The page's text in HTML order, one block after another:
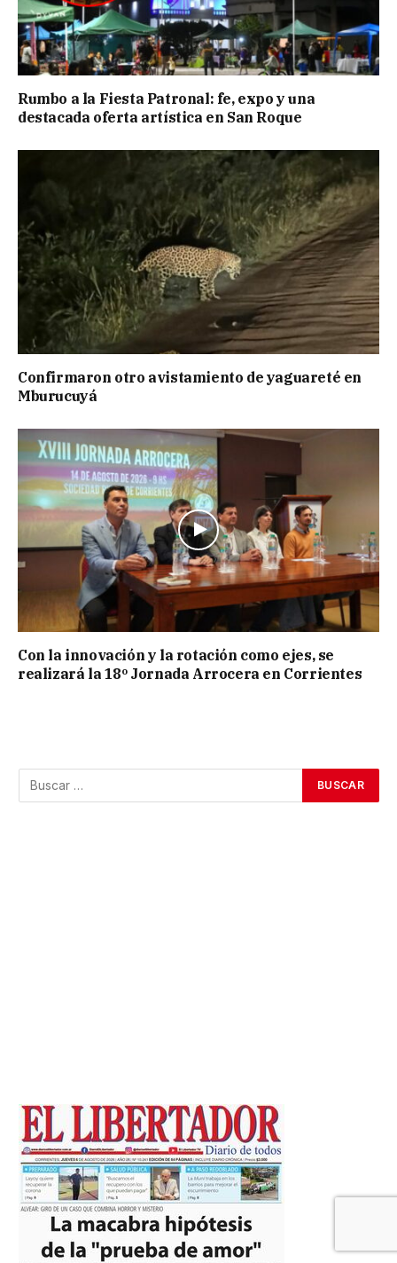
Rumbo a la Fiesta Patronal: fe, expo y una
destacada oferta artística en San Roque
Confirmaron otro avistamiento de yaguareté en
Mburucuyá
Con la innovación y la rotación como ejes, se
realizará la 18º Jornada Arrocera en Corrientes